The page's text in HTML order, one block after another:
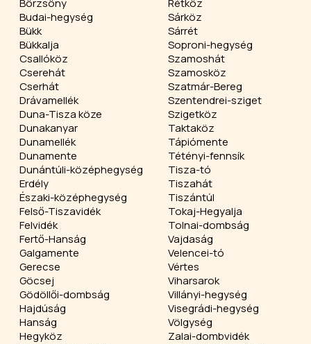
Börzsöny
Budai-hegység
Bükk
Bükkalja
Csallóköz
Cserehát
Cserhát
Drávamellék
Duna-Tisza köze
Dunakanyar
Dunamellék
Dunamente
Dunántúli-középhegység
Erdély
Északi-középhegység
Felső-Tiszavidék
Felvidék
Fertő-Hanság
Galgamente
Gerecse
Göcsej
Gödöllői-dombság
Hajdúság
Hanság
Hegyköz
Rétköz
Sárköz
Sárrét
Soproni-hegység
Szamoshát
Szamosköz
Szatmár-Bereg
Szentendrei-sziget
Szigetköz
Taktaköz
Tápiómente
Tétényi-fennsík
Tisza-tó
Tiszahát
Tiszántúl
Tokaj-Hegyalja
Tolnai-dombság
Vajdaság
Velencei-tó
Vértes
Viharsarok
Villányi-hegység
Visegrádi-hegység
Völgység
Zalai-dombvidék